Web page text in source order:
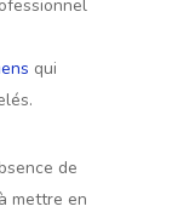
ens qui
de
mettre en